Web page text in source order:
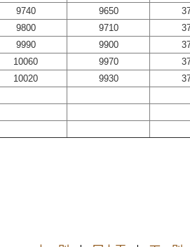
9740 9650
9800 9710
9990 9900
10060 9970
10020 9930